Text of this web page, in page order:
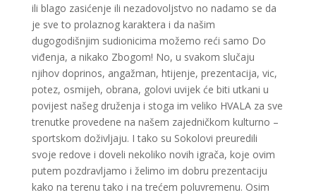
ili blago zasićenje ili nezadovoljstvo no nadamo se da
je sve to prolaznog karaktera i da našim
dugogodišnjim sudionicima možemo reći samo Do
viđenja, a nikako Zbogom! No, u svakom slučaju
njihov doprinos, angažman, htijenje, prezentacija, vic,
potez, osmijeh, obrana, golovi uvijek će biti utkani u
povijest našeg druženja i stoga im veliko HVALA za sve
trenutke provedene na našem zajedničkom kulturno –
sportskom doživljaju. I tako su Sokolovi preuredili
svoje redove i doveli nekoliko novih igrača, koje ovim
putem pozdravljamo i želimo im dobru prezentaciju
kako na terenu tako i na trećem poluvremenu. Osim